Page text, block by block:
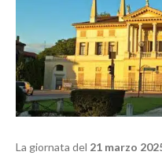
La giornata del 21 marzo